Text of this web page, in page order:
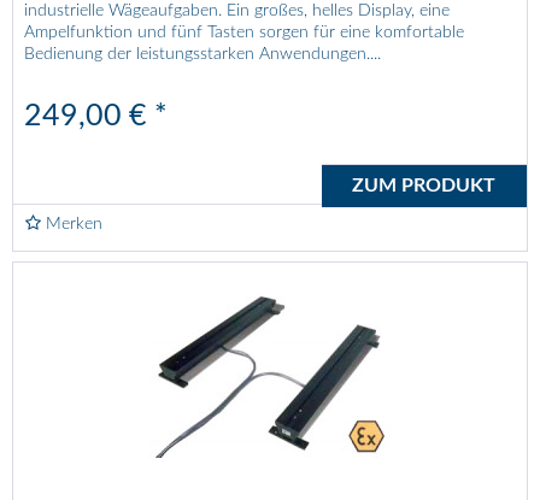
industrielle Wägeaufgaben. Ein großes, helles Display, eine
Ampelfunktion und fünf Tasten sorgen für eine komfortable
Bedienung der leistungsstarken Anwendungen....
249,00 € *
ZUM PRODUKT
Merken